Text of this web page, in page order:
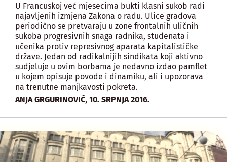
U Francuskoj već mjesecima bukti klasni sukob radi
najavljenih izmjena Zakona o radu. Ulice gradova
periodično se pretvaraju u zone frontalnih uličnih
sukoba progresivnih snaga radnika, studenata i
učenika protiv represivnog aparata kapitalističke
države. Jedan od radikalnijih sindikata koji aktivno
sudjeluje u ovim borbama je nedavno izdao pamflet
u kojem opisuje povode i dinamiku, ali i upozorava
na trenutne manjkavosti pokreta.
ANJA GRGURINOVIĆ, 10. SRPNJA 2016.